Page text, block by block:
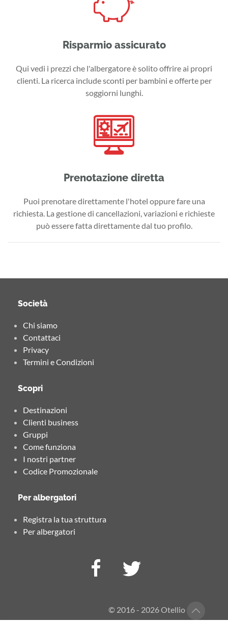
Risparmio assicurato
Qui vedi i prezzi che l'albergatore è solito offrire ai propri
clienti. La ricerca include sconti per bambini e offerte per
soggiorni lunghi.
Prenotazione diretta
Puoi prenotare direttamente l'hotel oppure fare una
richiesta. La gestione di cancellazioni, variazioni e richieste
può essere fatta direttamente dal tuo profilo.
Società
Chi siamo
Contattaci
Privacy
Termini e Condizioni
Scopri
Destinazioni
Clienti business
Gruppi
Come funziona
I nostri partner
Codice Promozionale
Per albergatori
Registra la tua struttura
Per albergatori
© 2016 - 2026 Otellio